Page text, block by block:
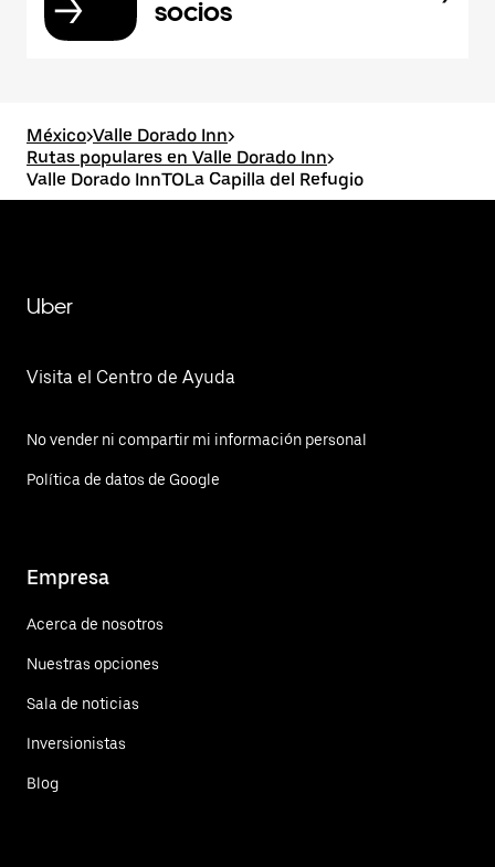
socios
México>Valle Dorado Inn>
Rutas populares en Valle Dorado Inn>
Valle Dorado InnTOLa Capilla del Refugio
Uber
Visita el Centro de Ayuda
No vender ni compartir mi información personal
Política de datos de Google
Empresa
Acerca de nosotros
Nuestras opciones
Sala de noticias
Inversionistas
Blog